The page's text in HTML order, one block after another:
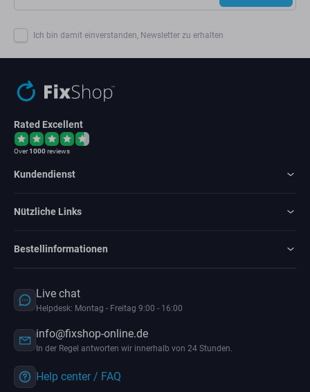
Ich bin damit einverstanden, Newsletter zu erhalten
Rated Excellent
Over1000reviews
Kundendienst
Nützliche Links
Bestellinformationen
Live chat
Helpdesk: Montag - Freitag 9:00 - 16:00
info@fixshop-online.de
In der Regel antworten wir innerhalb von 24 Stunden.
Help center / FAQ